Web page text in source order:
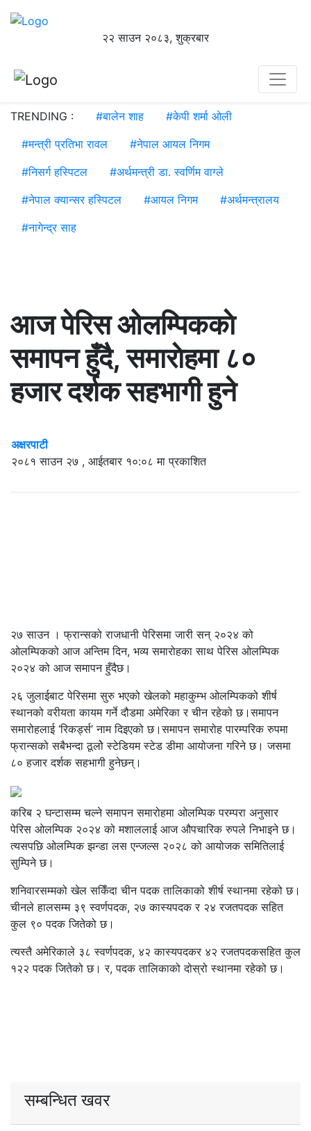
२२ साउन २०८३, शुक्रबार
TRENDING : #बालेन शाह #केपी शर्मा ओली
#मन्त्री प्रतिभा रावल #नेपाल आयल निगम
#निसर्ग हस्पिटल #अर्थमन्त्री डा. स्वर्णिम वाग्ले
#नेपाल क्यान्सर हस्पिटल #आयल निगम #अर्थमन्त्रालय
#नागेन्द्र साह
आज पेरिस ओलम्पिककाे
समापन हुँदै, समाराेहमा ८०
हजार दर्शक सहभागी हुने
अक्षरपाटी
२०८१ साउन २७ , आईतबार १०:०८ मा प्रकाशित
२७ साउन । फ्रान्सको राजधानी पेरिसमा जारी सन् २०२४ को
ओलम्पिकको आज अन्तिम दिन, भव्य समारोहका साथ पेरिस ओलम्पिक
२०२४ को आज समापन हुँदैछ।
२६ जुलाईबाट पेरिसमा सुरु भएको खेलको महाकुम्भ ओलम्पिकको शीर्ष
स्थानको वरीयता कायम गर्ने दौडमा अमेरिका र चीन रहेको छ।समापन
समारोहलाई ‘रिकर्ड्स’ नाम दिइएको छ।समापन समारोह पारम्परिक रुपमा
फ्रान्सको सबैभन्दा ठूलोे स्टेडियम स्टेड डीमा आयोजना गरिने छ। जसमा
८० हजार दर्शक सहभागी हुनेछन्।
करिब २ घन्टासम्म चल्ने समापन समारोहमा ओलम्पिक परम्परा अनुसार
पेरिस ओलम्पिक २०२४ को मशाललाई आज औपचारिक रुपले निभाइने छ।
त्यसपछि ओलम्पिक झन्डा लस एन्जल्स २०२८ को आयोजक समितिलाई
सुम्पिने छ।
शनिवारसम्मको खेल सकिँदा चीन पदक तालिकाको शीर्ष स्थानमा रहेको छ।
चीनले हालसम्म ३९ स्वर्णपदक, २७ कास्यपदक र २४ रजतपदक सहित
कुल ९० पदक जितेको छ।
त्यस्तै अमेरिकाले ३८ स्वर्णपदक, ४२ कास्यपदकर ४२ रजतपदकसहित कुल
१२२ पदक जितेको छ। र, पदक तालिकाको दोस्रो स्थानमा रहेको छ।
सम्बन्धित खवर